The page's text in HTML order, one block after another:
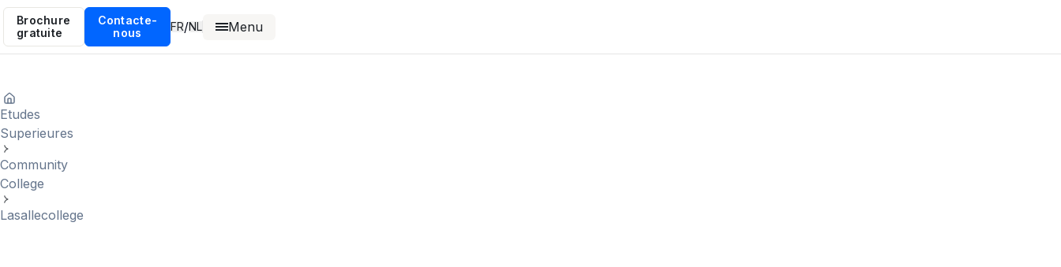
Brochure
gratuite
Contacte-
nous
FR/NL Menu
Etudes
Superieures
Community
College
Lasallecollege